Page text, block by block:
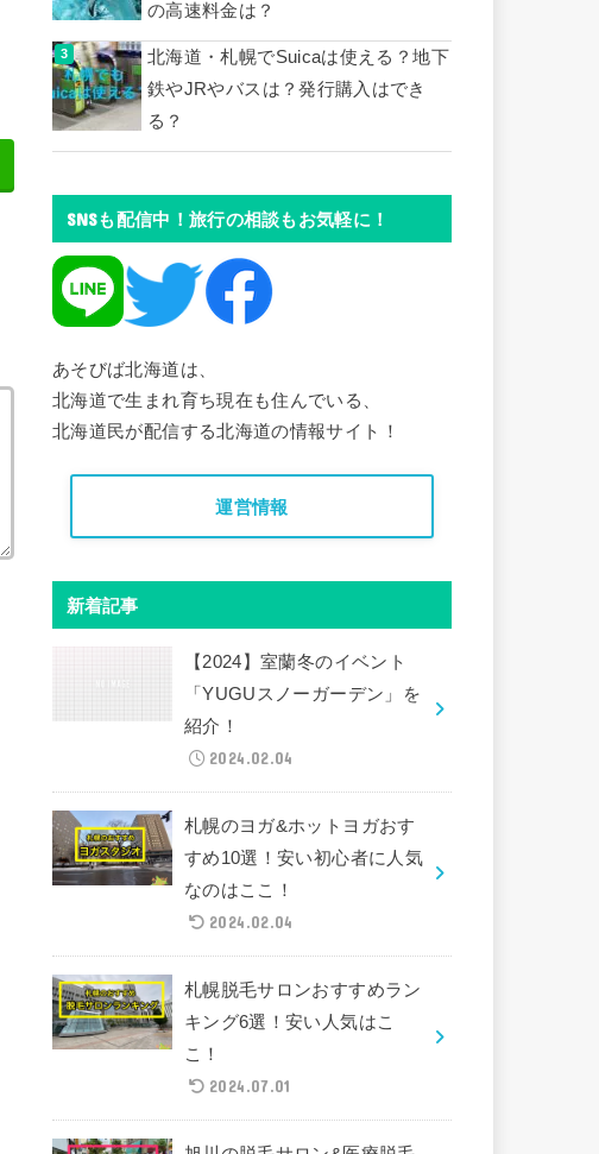
の高速料金は？
北海道・札幌でSuicaは使える？地下
鉄やJRやバスは？発行購入はでき
る？
SNSも配信中！旅行の相談もお気軽に！
あそびば北海道は、
北海道で生まれ育ち現在も住んでいる、
北海道民が配信する北海道の情報サイト！
運営情報
新着記事
【2024】室蘭冬のイベント
「YUGUスノーガーデン」を
紹介！
2024.02.04
札幌のヨガ&ホットヨガおす
すめ10選！安い初心者に人気
なのはここ！
2024.02.04
札幌脱毛サロンおすすめラン
キング6選！安い人気はこ
こ！
2024.07.01